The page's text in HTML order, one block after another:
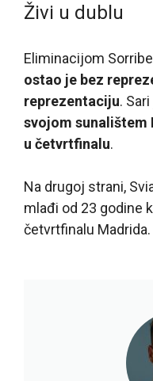
Živi u dublu
Eliminacijom
ostao je bez
reprezentaciju.
svojom sunalištem
u četvrtfinalu.
Na drugoj strani,
mlađi od 23 godine
četvrtfinalu